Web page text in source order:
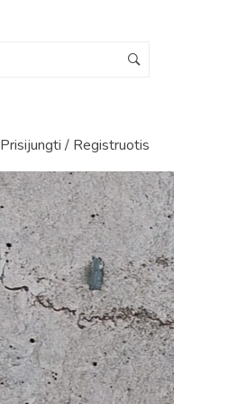
Prisijungti / Registruotis